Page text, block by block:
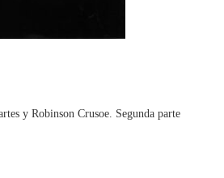
y Robinson Crusoe. Segunda parte